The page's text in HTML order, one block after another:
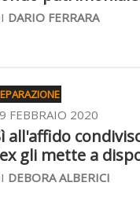
DARIO FERRARA
FEBBRAIO 2020
all'affido
gli mette a
DEBORA ALBERICI